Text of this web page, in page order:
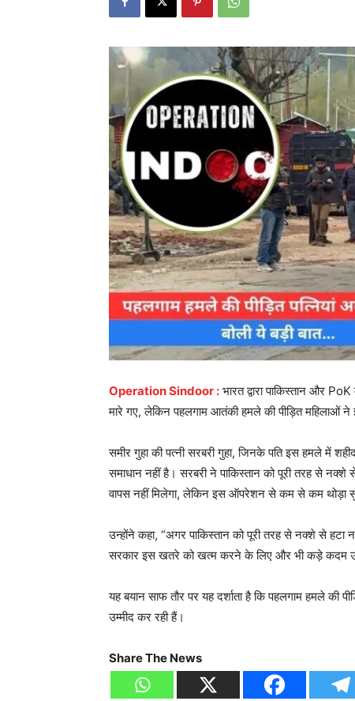
Operation Sindoor : भारत द्वारा पाकिस्तान और
मारे गए, लेकिन पहलगाम आतंकी हमले की पीड़ित महिलाओं
समीर गुहा की पत्नी सरबरी गुहा, जिनके पति इस हमले में
समाधान नहीं है। सरबरी ने पाकिस्तान को पूरी तरह से
वापस नहीं मिलेगा, लेकिन इस ऑपरेशन से कम से कम थोड़ा
उन्होंने कहा, “अगर पाकिस्तान को पूरी तरह से नक्शे से हटा
सरकार इस खतरे को खत्म करने के लिए और भी कड़े कदम
यह बयान साफ तौर पर यह दर्शाता है कि पहलगाम हमले की
उम्मीद कर रही हैं।
Share The News